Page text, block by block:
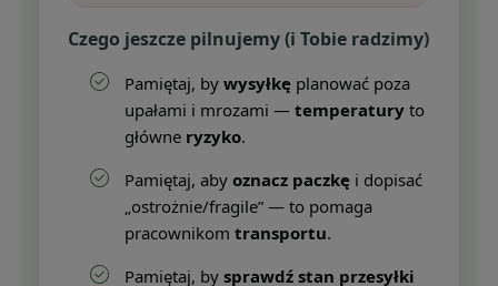
Czego jeszcze pilnujemy (i Tobie radzimy)
Pamiętaj, by wysyłkę planować poza
upałami i mrozami — temperatury to
główne ryzyko.
Pamiętaj, aby oznacz paczkę i dopisać
„ostrożnie/fragile” — to pomaga
pracownikom transportu.
Pamiętaj, by sprawdź stan przesyłki